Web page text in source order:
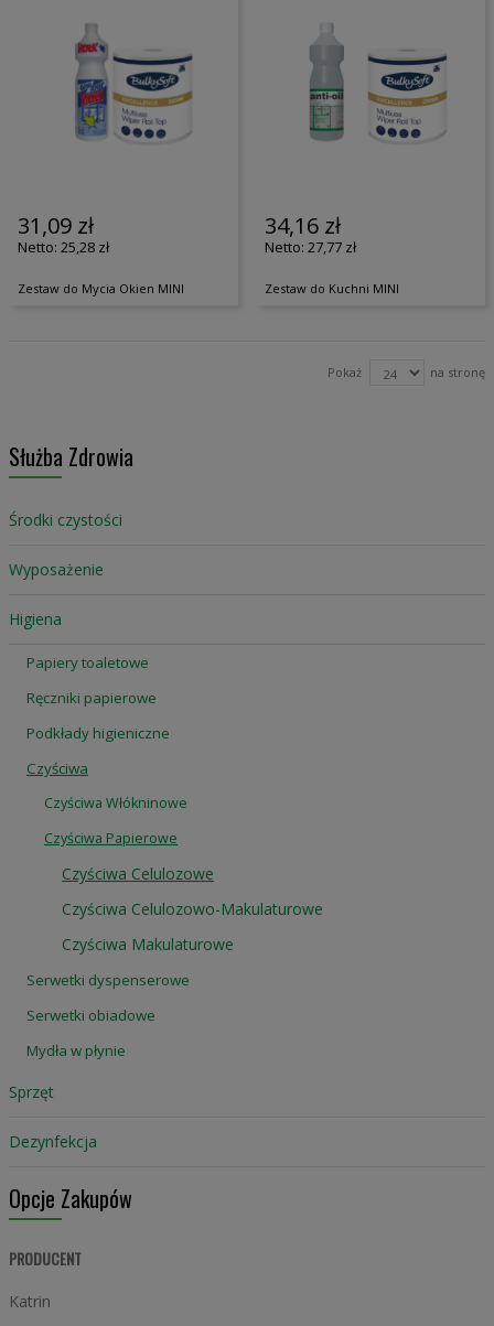
31,09 zł
25,28 zł
Zestaw do Mycia Okien MINI
34,16 zł
27,77 zł
Zestaw do Kuchni MINI
Pokaż na stronę
Służba Zdrowia
Środki czystości
Wyposażenie
Higiena
Papiery toaletowe
Ręczniki papierowe
Podkłady higieniczne
Czyściwa
Czyściwa Włókninowe
Czyściwa Papierowe
Czyściwa Celulozowe
Czyściwa Celulozowo-Makulaturowe
Czyściwa Makulaturowe
Serwetki dyspenserowe
Serwetki obiadowe
Mydła w płynie
Sprzęt
Dezynfekcja
Opcje Zakupów
PRODUCENT
Katrin